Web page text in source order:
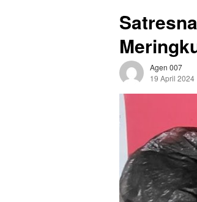
Agen 007
19 April 2024